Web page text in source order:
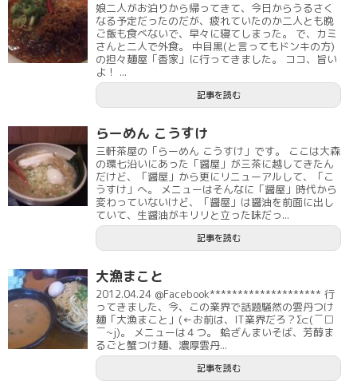
娘二人がお泊りから帰ってきて、今日からうるさく
なる予定だったのだが、疲れていたのか二人とも晩
ご飯も食べないで、早々に寝てしまった。 で、カミ
さんと二人で外食。 中目黒(と言ってもドンキの方)
の担々麺屋「香家」に行ってきました。 ココ、旨い
よ！ ...
記事を読む
らーめん こうすけ
三軒茶屋の「らーめん こうすけ」です。 ここは大森
の環七沿いにあった「醤屋」が三茶に越してきたん
だけど、「醤屋」から更にリニューアルして、「こ
うすけ」へ。 メニューはそんなに「醤屋」時代から
変わっていないけど、「醤屋」は醤油を前面に出し
ていて、生醤油がキリリと立った味だっ...
記事を読む
大漁まこと
2012.04.24 @Facebook******************** 行
ってきました、今、この業界で話題騒然の雲丹つけ
麺「大漁まこと」(←お前は、IT業界だろ？Σ⊂(￣□
￣~j)。 メニューは４つ。 蛤ざんまいそば、芳醇ま
るごと蟹つけ麺、濃厚雲丹...
記事を読む